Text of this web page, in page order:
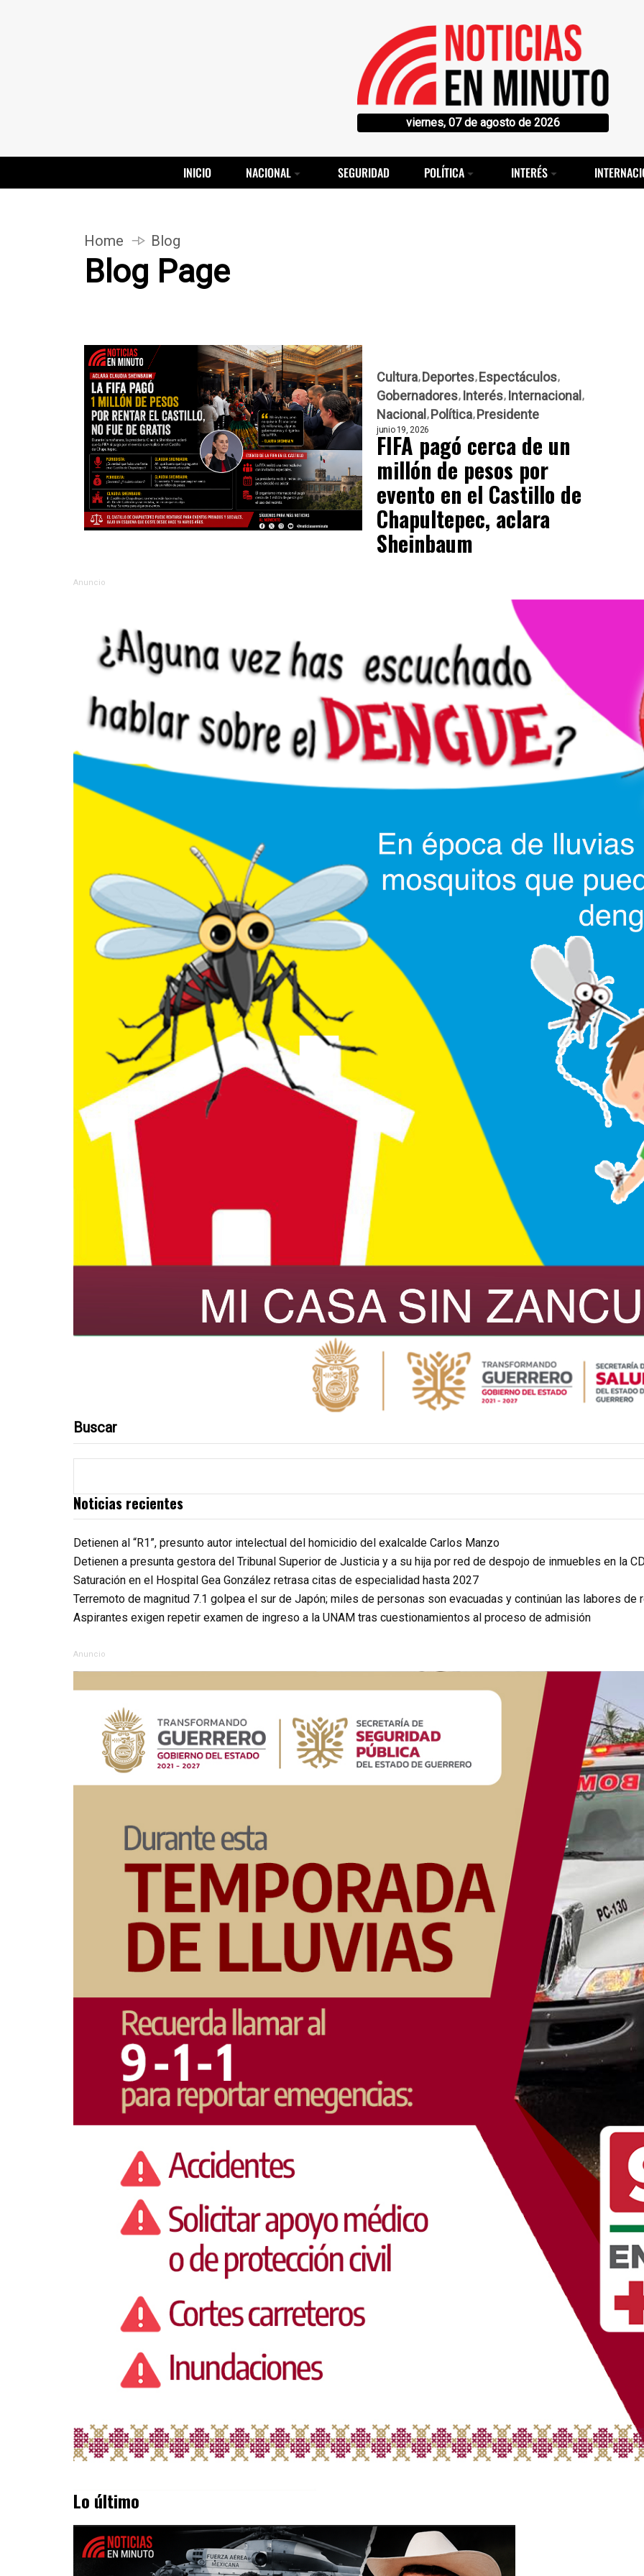
viernes, 07 de agosto de 2026
INICIO NACIONAL SEGURIDAD POLÍTICA INTERÉS
Home Blog
Blog Page
Cultura Deportes Espectáculos
Gobernadores Interés Internacional
Nacional Política Presidente
junio 19, 2026
FIFA pagó cerca de un
millón de pesos por
evento en el Castillo de
Chapultepec, aclara
Sheinbaum
Anuncio
Buscar
Noticias recientes
Detienen al “R1”, presunto autor intelectual del homicidio del exalcalde Carlos Manzo
Detienen a presunta gestora del Tribunal Superior de Justicia y a su hija por red de despojo de inmuebles en la
Saturación en el Hospital Gea González retrasa citas de especialidad hasta 2027
Terremoto de magnitud 7.1 golpea el sur de Japón; miles de personas son evacuadas y continúan las labores de
Aspirantes exigen repetir examen de ingreso a la UNAM tras cuestionamientos al proceso de admisión
Anuncio
Lo último